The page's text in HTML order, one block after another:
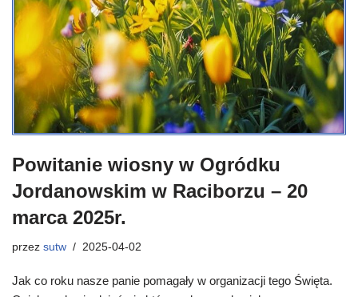
Powitanie wiosny w Ogródku
Jordanowskim w Raciborzu – 20
marca 2025r.
przez sutw 2025-04-02
Jak co roku nasze panie pomagały w organizacji tego Święta.